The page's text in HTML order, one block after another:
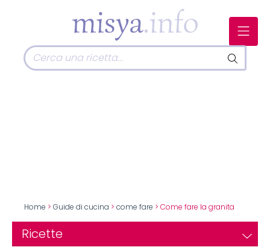
Home > Guide di cucina > come fare > Come fare la granita
Ricette